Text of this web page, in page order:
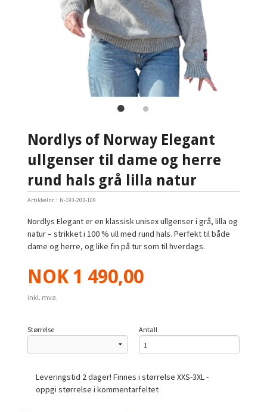
Nordlys of Norway Elegant
ullgenser til dame og herre
rund hals grå lilla natur
Artikkelnr.: N-193-203-109
Nordlys Elegant er en klassisk unisex ullgenser i grå, lilla og
natur – strikket i 100 % ull med rund hals. Perfekt til både
dame og herre, og like fin på tur som til hverdags.
Pris
NOK 1 490,00
inkl. mva.
Størrelse Antall
Leveringstid 2 dager! Finnes i størrelse XXS-3XL -
oppgi størrelse i kommentarfeltet